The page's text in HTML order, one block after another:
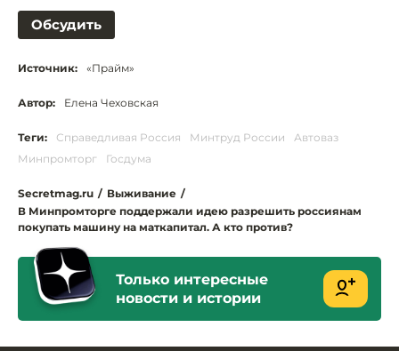
Обсудить
Источник: «Прайм»
Автор: Елена Чеховская
Теги: Справедливая Россия Минтруд России
Автоваз
Минпромторг
Госдума
Secretmag.ru / Выживание /
В Минпромторге поддержали идею разрешить россиянам
покупать машину на маткапитал. А кто против?
Только интересные
новости и истории